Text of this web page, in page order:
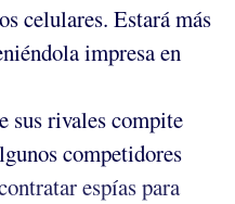
celulares. Estará más
impresa en
sus rivales compite
competidores
espías para